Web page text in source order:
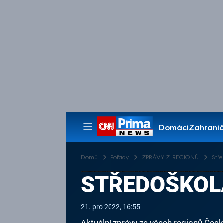
Domácí
Pořady
Domů Pořady ZPRÁVY Z REGIONŮ
21. pro 2022, 16:55